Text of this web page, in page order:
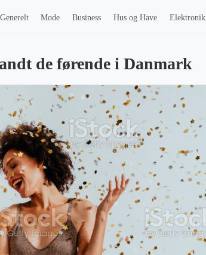
Generelt Mode Business Hus og Have Elektronik
de førende i Danmark